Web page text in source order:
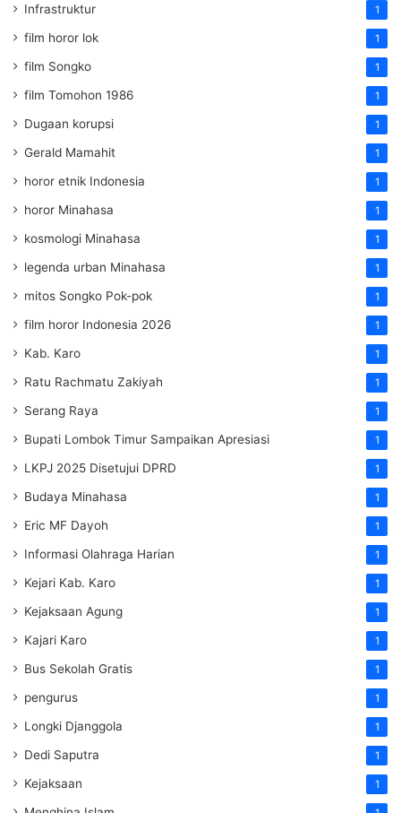
Infrastruktur 1
film horor lok 1
film Songko 1
film Tomohon 1986 1
Dugaan korupsi 1
Gerald Mamahit 1
horor etnik Indonesia 1
horor Minahasa 1
kosmologi Minahasa 1
legenda urban Minahasa 1
mitos Songko Pok-pok 1
film horor Indonesia 2026 1
Kab. Karo 1
Ratu Rachmatu Zakiyah 1
Serang Raya 1
Bupati Lombok Timur Sampaikan Apresiasi 1
LKPJ 2025 Disetujui DPRD 1
Budaya Minahasa 1
Eric MF Dayoh 1
Informasi Olahraga Harian 1
Kejari Kab. Karo 1
Kejaksaan Agung 1
Kajari Karo 1
Bus Sekolah Gratis 1
pengurus 1
Longki Djanggola 1
Dedi Saputra 1
Kejaksaan 1